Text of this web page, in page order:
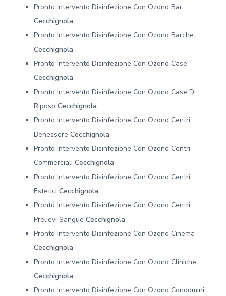
Pronto Intervento Disinfezione Con Ozono Bar
Cecchignola
Pronto Intervento Disinfezione Con Ozono Barche
Cecchignola
Pronto Intervento Disinfezione Con Ozono Case
Cecchignola
Pronto Intervento Disinfezione Con Ozono Case Di
Riposo Cecchignola
Pronto Intervento Disinfezione Con Ozono Centri
Benessere Cecchignola
Pronto Intervento Disinfezione Con Ozono Centri
Commerciali Cecchignola
Pronto Intervento Disinfezione Con Ozono Centri
Estetici Cecchignola
Pronto Intervento Disinfezione Con Ozono Centri
Prelievi Sangue Cecchignola
Pronto Intervento Disinfezione Con Ozono Cinema
Cecchignola
Pronto Intervento Disinfezione Con Ozono Cliniche
Cecchignola
Pronto Intervento Disinfezione Con Ozono Condomini